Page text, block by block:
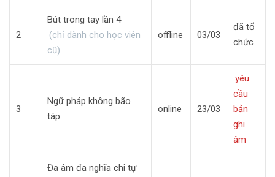
2
Bút trong tay lần 4
(chỉ dành cho học viên
cũ)
offline 03/03
đã tổ
chức
3
Ngữ pháp không bão
táp
online 23/03
yêu
cầu
bản
ghi
âm
Đa âm đa nghĩa chi tự